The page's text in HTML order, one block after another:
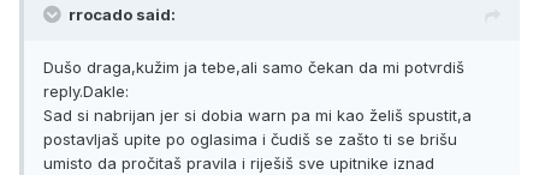
rrocado said:
Dušo draga,kužim ja tebe,ali samo čekan da mi potvrdiš
reply.Dakle:
Sad si nabrijan jer si dobia warn pa mi kao želiš spustit,a
postavljaš upite po oglasima i čudiš se zašto ti se brišu
umisto da pročitaš pravila i riješiš sve upitnike iznad